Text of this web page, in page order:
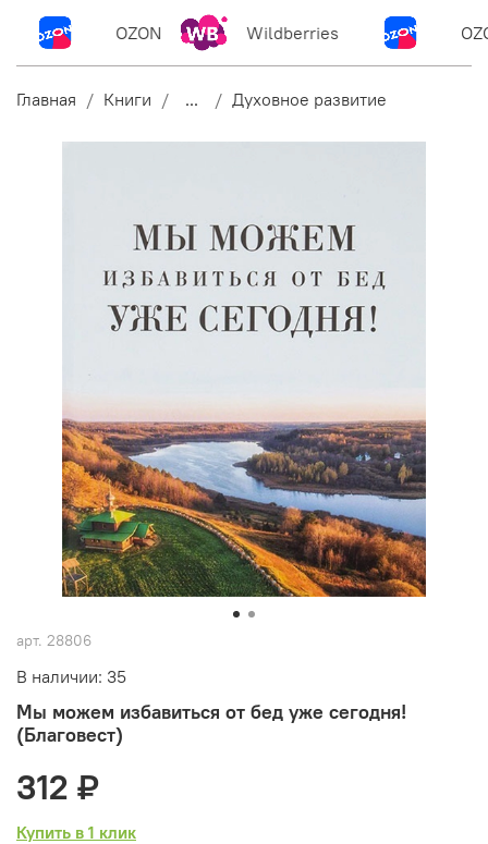
OZON Wildberries
Главная Книги ... Духовное развитие
арт. 28806
В наличии: 35
Мы можем избавиться от бед уже сегодня!
(Благовест)
312 ₽
Купить в 1 клик